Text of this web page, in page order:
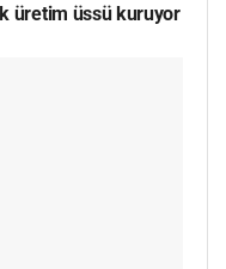
üretim üssü kuruyor